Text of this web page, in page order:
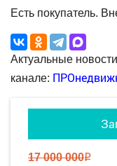
Есть покупатель.
Актуальные
канале:
17 000 000q